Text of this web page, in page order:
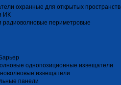
охранные для открытых пространств
ИК
радиоволновые периметровые
однопозиционные извещатели
извещатели
панели